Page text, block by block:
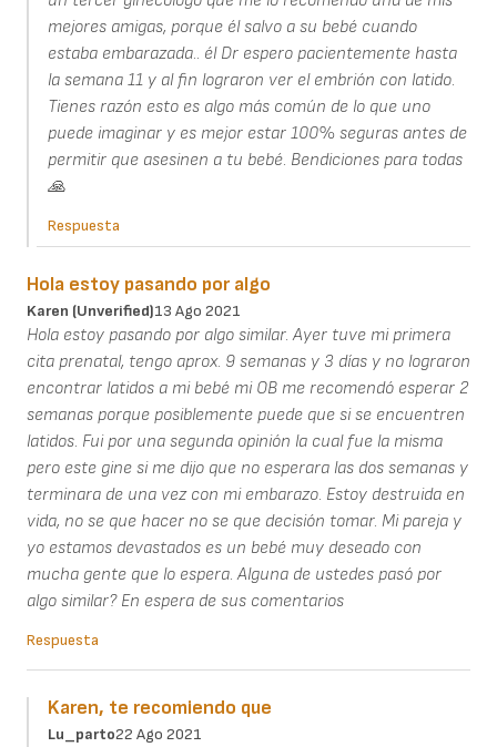
mejores amigas, porque él salvo a su bebé cuando
estaba embarazada.. él Dr espero pacientemente hasta
la semana 11 y al fin lograron ver el embrión con latido.
Tienes razón esto es algo más común de lo que uno
puede imaginar y es mejor estar 100% seguras antes de
permitir que asesinen a tu bebé. Bendiciones para todas
🙏
Respuesta
Hola estoy pasando por algo
Karen (unverified)13 Ago 2021
Hola estoy pasando por algo similar. Ayer tuve mi primera
cita prenatal, tengo aprox. 9 semanas y 3 días y no lograron
encontrar latidos a mi bebé mi OB me recomendó esperar 2
semanas porque posiblemente puede que si se encuentren
latidos. Fui por una segunda opinión la cual fue la misma
pero este gine si me dijo que no esperara las dos semanas y
terminara de una vez con mi embarazo. Estoy destruida en
vida, no se que hacer no se que decisión tomar. Mi pareja y
yo estamos devastados es un bebé muy deseado con
mucha gente que lo espera. Alguna de ustedes pasó por
algo similar? En espera de sus comentarios
Respuesta
Karen, te recomiendo que
Lu_parto22 Ago 2021